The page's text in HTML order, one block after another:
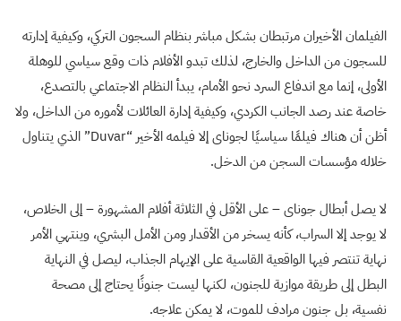
الفيلمان الأخيران مرتبطان بشكل مباشر بنظام السجون التركي، وكيفية إدارته
للسجون من الداخل والخارج، لذلك تبدو الأفلام ذات وقع سياسي للوهلة
الأولى، إنما مع اندفاع السرد نحو الأمام، يبدأ النظام الاجتماعي بالتصدع،
خاصة عند رصد الجانب الكردي، وكيفية إدارة العائلات لأموره من الداخل، ولا
أظن أن هناك فيلمًا سياسيًا لجوناى إلا فيلمه الأخير “Duvar” الذي يتناول
خلاله مؤسسات السجن من الدخل.
لا يصل أبطال جوناى – على الأقل في الثلاثة أفلام المشهورة – إلى الخلاص،
لا يوجد إلا السراب، كأنه يسخر من الأقدار ومن الأمل البشري، وينتهي الأمر
نهاية تنتصر فيها الواقعية القاسية على الإيهام الجذاب، ليصل في النهاية
البطل إلى طريقة موازية للجنون، لكنها ليست جنونًا يحتاج إلى مصحة
نفسية، بل جنون مرادف للموت، لا يمكن علاجه.